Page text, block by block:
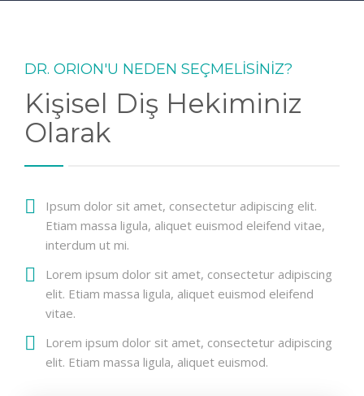
DR. ORION'U NEDEN SEÇMELİSİNİZ?
Kişisel Diş Hekiminiz
Olarak
Ipsum dolor sit amet, consectetur adipiscing elit.
Etiam massa ligula, aliquet euismod eleifend vitae,
interdum ut mi.
Lorem ipsum dolor sit amet, consectetur adipiscing
elit. Etiam massa ligula, aliquet euismod eleifend
vitae.
Lorem ipsum dolor sit amet, consectetur adipiscing
elit. Etiam massa ligula, aliquet euismod.